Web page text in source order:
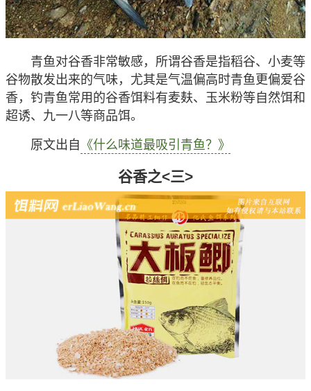
青鱼对谷香非常敏感，所谓谷香是指稻谷、小麦等
谷物散发出来的气味，尤其是气温偏高时青鱼更偏爱谷
香，钓青鱼常用的谷香饵料有麦麸、玉米粉等自然饵和
超诱、九一八等商品饵。
原文出自 《什么味道最吸引青鱼？》
谷香之<三>